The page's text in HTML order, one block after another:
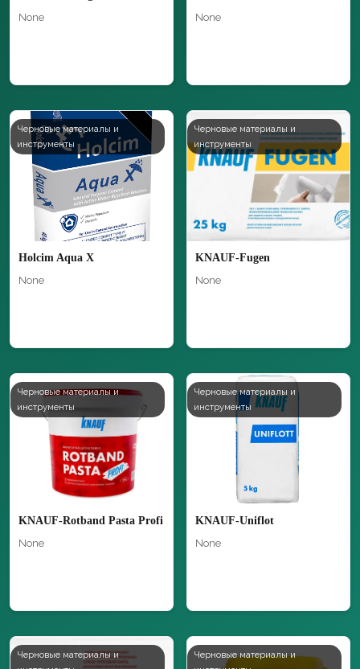
None None
Черновые материалы и
инструменты
Holcim Aqua X
None
Черновые материалы и
инструменты
KNAUF-Fugen
None
Черновые материалы и
инструменты
KNAUF-Rotband Pasta Profi
None
Черновые материалы и
инструменты
KNAUF-Uniflot
None
Черновые материалы и
Черновые материалы и